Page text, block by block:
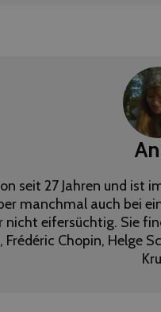
seit 27 Jahren und ist
manchmal auch bei
nicht eifersüchtig. Sie
Chopin, Helge